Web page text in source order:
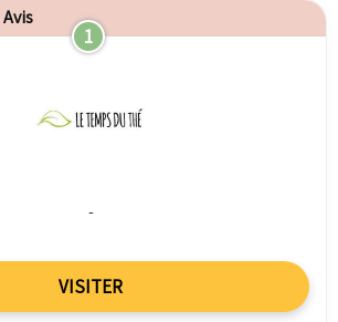
1
-
VISITER